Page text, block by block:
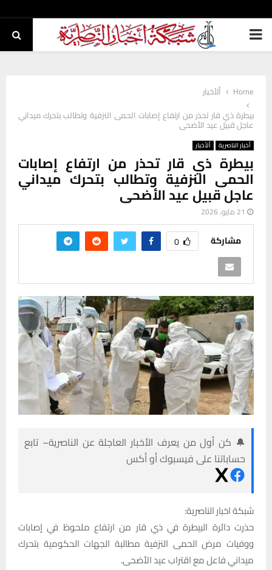
PRIMARY
Home
ألأخبار
بيطرة ذي قار تحذر من ارتفاع إصابات الحمى النزفية وتطالب بتحرك ميداني
عاجل قبيل عيد الأضحى
أخبار الناصرية ألأخبار
بيطرة ذي قار تحذر من ارتفاع إصابات
الحمى النزفية وتطالب بتحرك ميداني
عاجل قبيل عيد الأضحى
21 مايو، 2026
مشاركة 0
🔔 كن أول من يعرف الأخبار العاجلة عن الناصرية– تابع
حساباتنا على فيسبوك أو أكس
شبكة اخبار الناصرية:
حذرت دائرة البيطرة في ذي قار من ارتفاع ملحوظ في إصابات
ووفيات مرض الحمى النزفية مطالبة الجهات الحكومية بتحرك
ميداني فاعل مع اقتراب عيد الأضحى.